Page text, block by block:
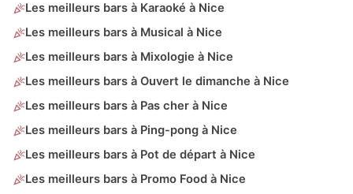
Les meilleurs bars à Karaoké à Nice
Les meilleurs bars à Musical à Nice
Les meilleurs bars à Mixologie à Nice
Les meilleurs bars à Ouvert le dimanche à Nice
Les meilleurs bars à Pas cher à Nice
Les meilleurs bars à Ping-pong à Nice
Les meilleurs bars à Pot de départ à Nice
Les meilleurs bars à Promo Food à Nice